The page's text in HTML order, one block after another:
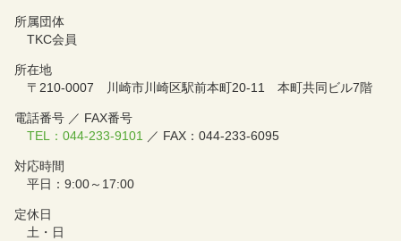
所属団体
TKC会員
所在地
〒210-0007 川崎市川崎区駅前本町20-11 本町共同ビル7階
電話番号 ／ FAX番号
TEL：044-233-9101 ／ FAX：044-233-6095
対応時間
平日：9:00～17:00
定休日
土・日